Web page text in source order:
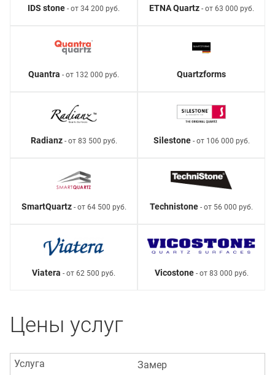
IDS stone - от 34 200 руб. ETNA Quartz- от 63 000 руб.
Quantra - от 132 000 руб. Quartzforms
Radianz- от 83 500 руб. Silestone- от 106 000 руб.
SmartQuartz- от 64 500 руб. Technistone - от 56 000 руб.
Viatera - от 62 500 руб. Vicostone- от 83 000 руб.
Цены услуг
Замер
Услуга